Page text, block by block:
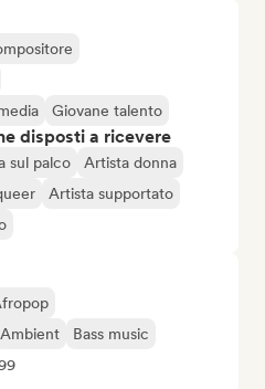
Giovane talento
disposti a ricevere
sul palco
Artista donna
Artista supportato
Ambient
Bass music